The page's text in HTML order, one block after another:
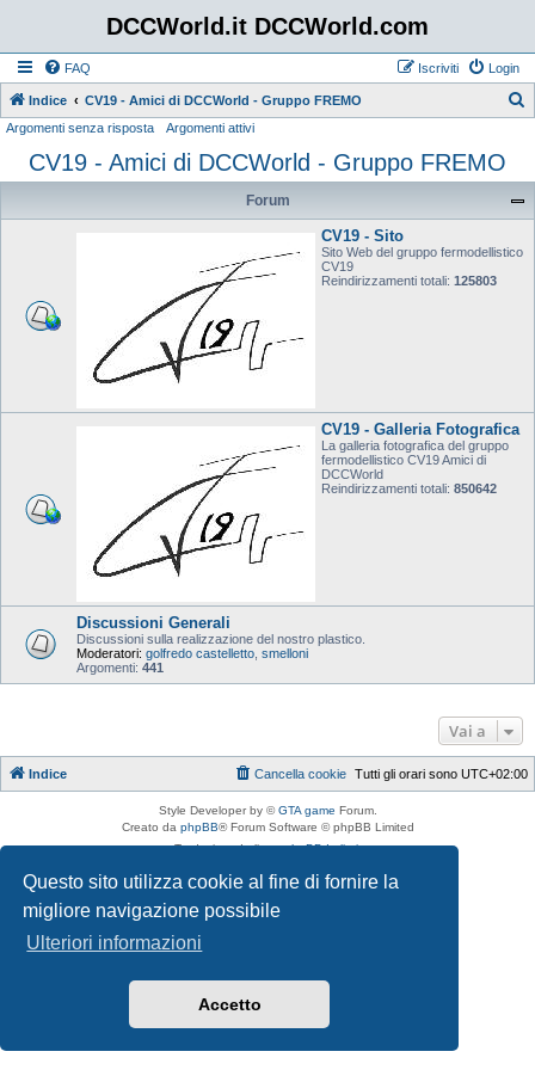
Questo sito utilizza cookie al fine di fornire la
migliore navigazione possibile
Ulteriori informazioni
Accetto
DCCWorld.it DCCWorld.com
FAQ Login
Iscriviti
Indice CV19 - Amici di DCCWorld - Gruppo FREMO
c
Argomenti senza risposta Argomenti attivi
CV19 - Amici di DCCWorld - Gruppo FREMO
Forum
CV19 - Sito
Sito Web del gruppo fermodellistico
CV19
Reindirizzamenti totali: 125803
CV19 - Galleria Fotografica
La galleria fotografica del gruppo
fermodellistico CV19 Amici di
DCCWorld
Reindirizzamenti totali: 850642
Discussioni Generali
Discussioni sulla realizzazione del nostro plastico.
Moderatori: golfredo castelletto smelloni
Argomenti: 441
Vai a
Indice Tutti gli orari sono UTC+02:00
Cancella cookie
Style Developer by ©GTA game Forum.
Creato da phpBB® Forum Software © phpBB Limited
Traduzione ItalianaphpBB-Italia.it